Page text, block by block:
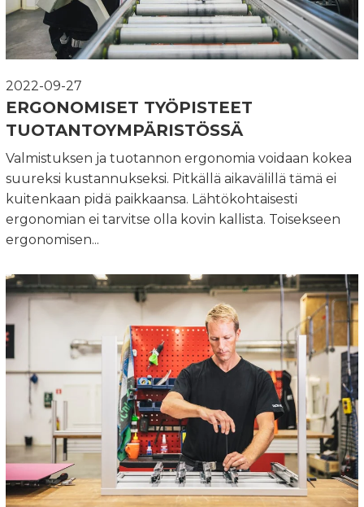
2022-09-27
ERGONOMISET TYÖPISTEET
TUOTANTOYMPÄRISTÖSSÄ
Valmistuksen ja tuotannon ergonomia voidaan kokea
suureksi kustannukseksi. Pitkällä aikavälillä tämä ei
kuitenkaan pidä paikkaansa. Lähtökohtaisesti
ergonomian ei tarvitse olla kovin kallista. Toisekseen
ergonomisen...